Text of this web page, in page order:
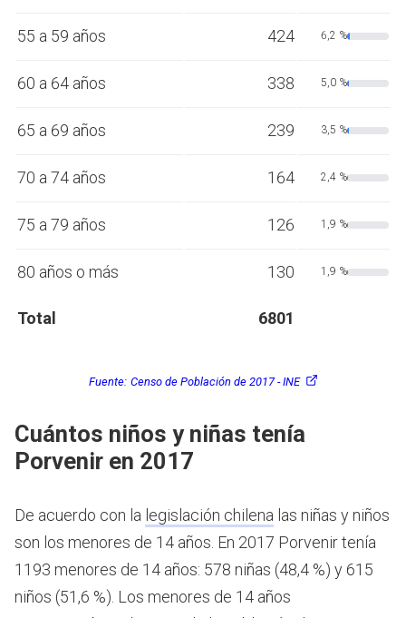
55 a 59 años 424 6,2 %
60 a 64 años 338 5,0 %
65 a 69 años 239 3,5 %
70 a 74 años 164 2,4 %
75 a 79 años 126 1,9 %
80 años o más 130 1,9 %
Total 6801
Fuente: Censo de Población de 2017 - INE
Cuántos niños y niñas tenía
Porvenir en 2017
De acuerdo con la legislación chilena las niñas y niños
son los menores de 14 años. En 2017 Porvenir tenía
1193 menores de 14 años: 578 niñas (48,4 %) y 615
niños (51,6 %). Los menores de 14 años